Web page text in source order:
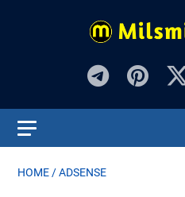
HOME /ADSENSE